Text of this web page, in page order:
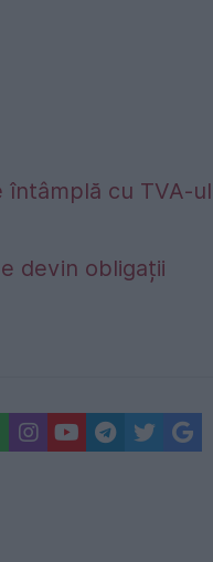
întâmplă cu TVA-ul
devin obligații